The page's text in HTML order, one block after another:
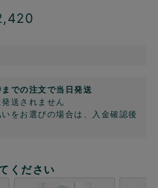
での注文で当日発送
送されません
をお選びの場合は、入金確認後
ください